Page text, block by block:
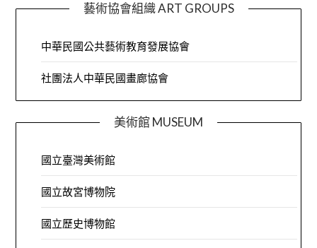
藝術協會組織 ART GROUPS
中華民國公共藝術教育發展協會
社團法人中華民國畫廊協會
美術館 MUSEUM
國立臺灣美術館
國立故宮博物院
國立歷史博物館